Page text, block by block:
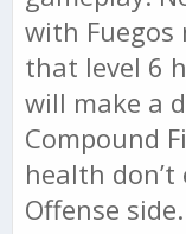
with Fuegos
that level 6
will make a
Compound
health
Offense